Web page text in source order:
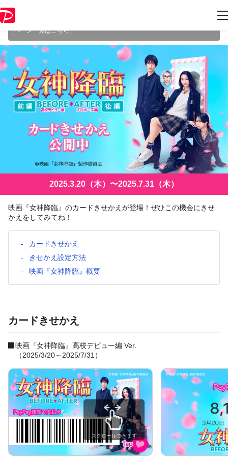
ジ内の情報はキャンペーン終了時点のものになります。
ペーン一覧はこちら。
2025.3.20（木）〜2025.7.31（木）
映画『女神降臨』のカードきせかえが登場！ぜひこの機会にきせ
かえをしてみてね！
カードきせかえ
きせかえ設定方法
映画『女神降臨』概要
カードきせかえ
映画『女神降臨』高校デビュー編 Ver.
（2025/3/20～2025/7/31）
スクロールできます